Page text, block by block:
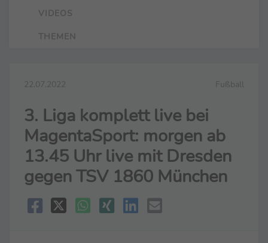
VIDEOS
THEMEN
22.07.2022 Fußball
3. Liga komplett live bei
MagentaSport: morgen ab
13.45 Uhr live mit Dresden
gegen TSV 1860 München